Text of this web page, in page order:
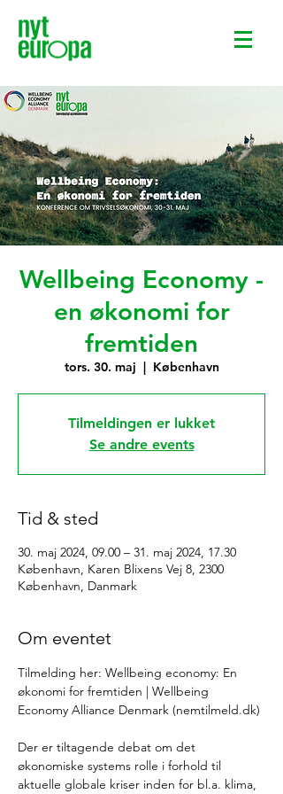
Wellbeing Economy -
en økonomi for
fremtiden
tors. 30. maj
  |
København
Tilmeldingen er lukket
Se andre events
Tid & sted
30. maj 2024, 09.00 – 31. maj 2024, 17.30
København, Karen Blixens Vej 8, 2300
København, Danmark
Om eventet
Tilmelding her: Wellbeing economy: ​En
økonomi for fremtiden | Wellbeing
Economy Alliance Denmark (nemtilmeld.dk)
Der er tiltagende debat om det
økonomiske systems rolle i forhold til
aktuelle globale kriser inden for bl.a. klima,